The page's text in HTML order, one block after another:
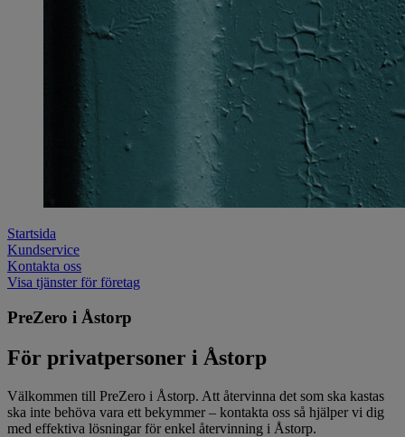
Startsida
Kundservice
Kontakta oss
Visa tjänster för företag
PreZero i Åstorp
För privatpersoner i Åstorp
Välkommen till PreZero i Åstorp. Att återvinna det som ska kastas
ska inte behöva vara ett bekymmer – kontakta oss så hjälper vi dig
med effektiva lösningar för enkel återvinning i Åstorp.